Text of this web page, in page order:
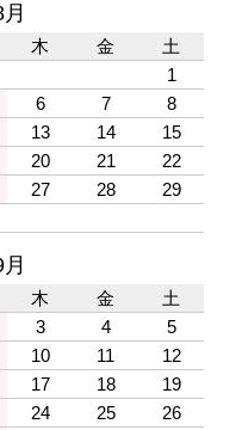
木 金
土
1
6 7
8
13 14
15
20 21
22
27 28
29
木 金
土
3 4
5
10 11
12
17 18
19
24 25
26